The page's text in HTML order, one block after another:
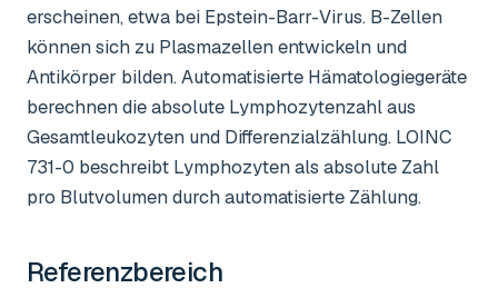
erscheinen, etwa bei Epstein-Barr-Virus. B-Zellen
können sich zu Plasmazellen entwickeln und
Antikörper bilden. Automatisierte Hämatologiegeräte
berechnen die absolute Lymphozytenzahl aus
Gesamtleukozyten und Differenzialzählung. LOINC
731-0 beschreibt Lymphozyten als absolute Zahl
pro Blutvolumen durch automatisierte Zählung.
Referenzbereich